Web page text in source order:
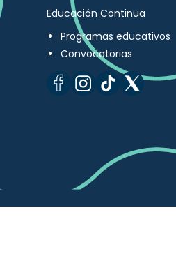
Educación Continua
Programas educativos
Convocatorias